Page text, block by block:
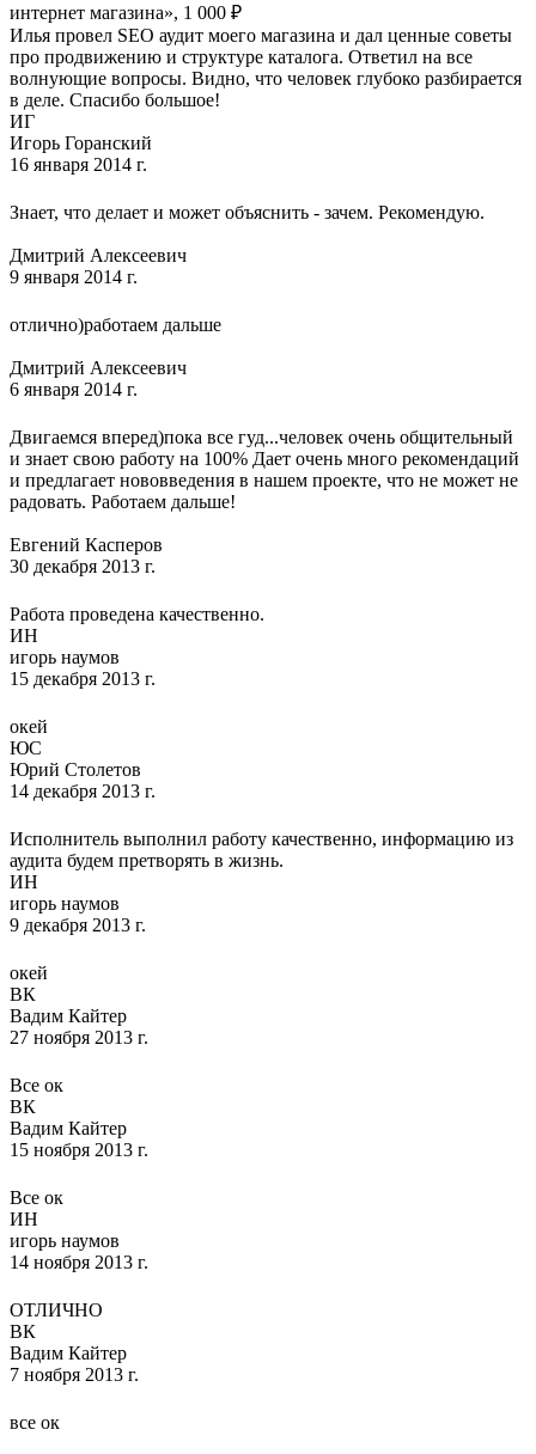
интернет магазина», 1 000 ₽
Илья провел SEO аудит моего магазина и дал ценные советы
про продвижению и структуре каталога. Ответил на все
волнующие вопросы. Видно, что человек глубоко разбирается
в деле. Спасибо большое!
ИГ
Игорь Горанский
16 января 2014 г.
Знает, что делает и может объяснить - зачем. Рекомендую.
Дмитрий Алексеевич
9 января 2014 г.
отлично)работаем дальше
Дмитрий Алексеевич
6 января 2014 г.
Двигаемся вперед)пока все гуд...человек очень общительный
и знает свою работу на 100% Дает очень много рекомендаций
и предлагает нововведения в нашем проекте, что не может не
радовать. Работаем дальше!
Евгений Касперов
30 декабря 2013 г.
Работа проведена качественно.
ИН
игорь наумов
15 декабря 2013 г.
окей
ЮС
Юрий Столетов
14 декабря 2013 г.
Исполнитель выполнил работу качественно, информацию из
аудита будем претворять в жизнь.
ИН
игорь наумов
9 декабря 2013 г.
окей
ВК
Вадим Кайтер
27 ноября 2013 г.
Все ок
ВК
Вадим Кайтер
15 ноября 2013 г.
Все ок
ИН
игорь наумов
14 ноября 2013 г.
ОТЛИЧНО
ВК
Вадим Кайтер
7 ноября 2013 г.
все ок